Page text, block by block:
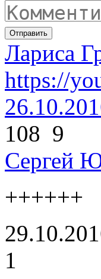
Отправить
Лариса
https://
108 9
Сергей
++++++
1